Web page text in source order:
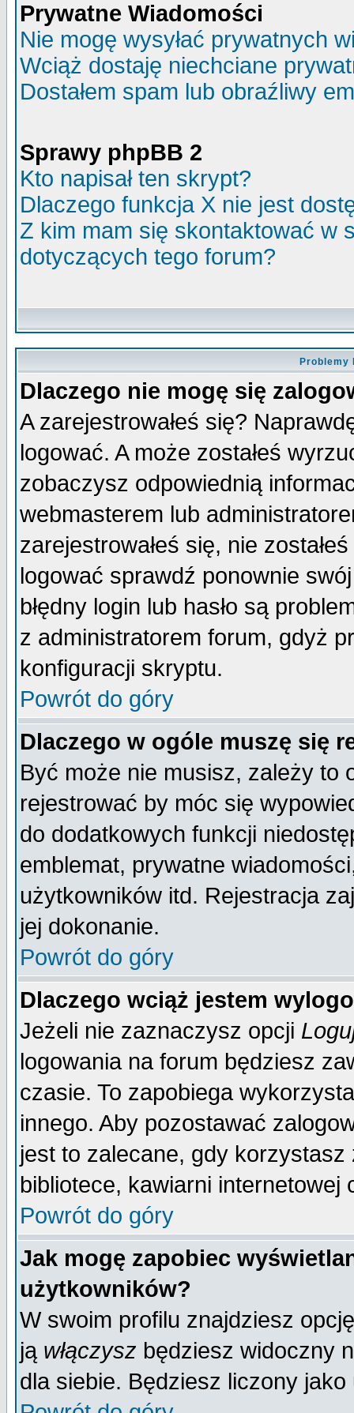
Prywatne Wiadomości
Nie mogę wysyłać prywatnych
Wciąż dostaję niechciane
Dostałem spam lub obraźliwy
Sprawy phpBB 2
Kto napisał ten skrypt?
Dlaczego funkcja X nie jest
Z kim mam się skontaktować w
dotyczących tego forum?
Problemy
Dlaczego nie mogę się
A zarejestrowałeś się?
logować. A może zostałeś
zobaczysz odpowiednią
webmasterem lub
zarejestrowałeś się, nie
logować sprawdź ponownie
błędny login lub hasło są
z administratorem forum, gdyż
konfiguracji skryptu.
Powrót do góry
Dlaczego w ogóle muszę się
Być może nie musisz, zależy to
rejestrować by móc się
do dodatkowych funkcji
emblemat, prywatne
użytkowników itd. Rejestracja
jej dokonanie.
Powrót do góry
Dlaczego wciąż jestem
Jeżeli nie zaznaczysz opcji
logowania na forum będziesz
czasie. To zapobiega
innego. Aby pozostawać
jest to zalecane, gdy
bibliotece, kawiarni internetowej
Powrót do góry
Jak mogę zapobiec
użytkowników?
W swoim profilu znajdziesz
ją włączysz będziesz widoczny
dla siebie. Będziesz liczony